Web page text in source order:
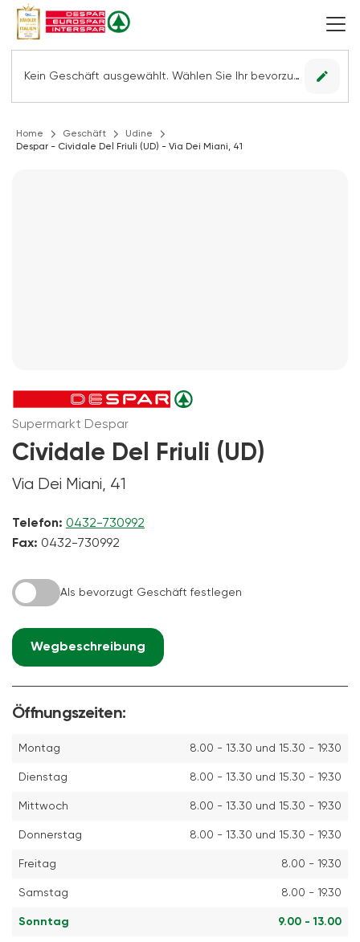
Kein Geschäft ausgewählt. Wählen Sie Ihr bevorzugtes Geschäft, um alle Angebote sehen zu können. edit
Home Geschäft
Udine
Despar - Cividale Del Friuli (UD) - Via Dei Miani, 41
Supermarkt Despar
Cividale Del Friuli (UD)
Via Dei Miani, 41
Telefon: 0432-730992
Fax: 0432-730992
Als bevorzugt Geschäft festlegen
Wegbeschreibung
Öffnungszeiten:
Montag 8.00 - 13.30 und 15.30 - 19.30
Dienstag 8.00 - 13.30 und 15.30 - 19.30
Mittwoch 8.00 - 13.30 und 15.30 - 19.30
Donnerstag 8.00 - 13.30 und 15.30 - 19.30
Freitag 8.00 - 19.30
Samstag 8.00 - 19.30
Sonntag 9.00 - 13.00